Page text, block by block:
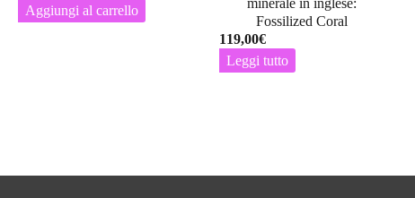
Aggiungi al carrello
minerale in inglese:
Fossilized Coral
119,00€
Leggi tutto